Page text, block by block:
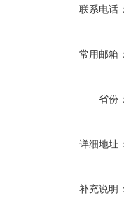
联系电话：
常用邮箱：
省份：
详细地址：
补充说明：